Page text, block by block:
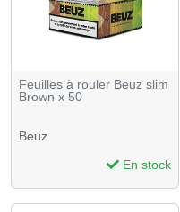
Feuilles à rouler Beuz slim
Brown x 50
Beuz
En stock